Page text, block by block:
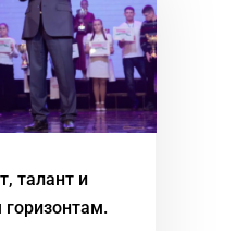
талант и